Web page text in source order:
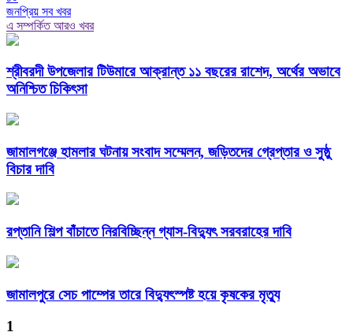
জনপ্রিয় সব খবর
এ সম্পর্কিত আরও খবর
শ্রীবরদী উপজেলার টিউমারে আক্রান্ত ১১ বছরের রাশেদ, অর্থের অভাবে
অনিশ্চিত চিকিৎসা
জামালগঞ্জে হামলার ঘটনায় সংবাদ সম্মেলন, জড়িতদের গ্রেপ্তার ও সুষ্ঠু
বিচার দাবি
রপ্তানি শিল্প বাঁচাতে নিরবিচ্ছিন্ন গ্যাস-বিদ্যুৎ সরবরাহের দাবি
জামালপুরে সেচ পাম্পের তারে বিদ্যুৎস্পষ্ট হয়ে কৃষকের মৃত্যু
1